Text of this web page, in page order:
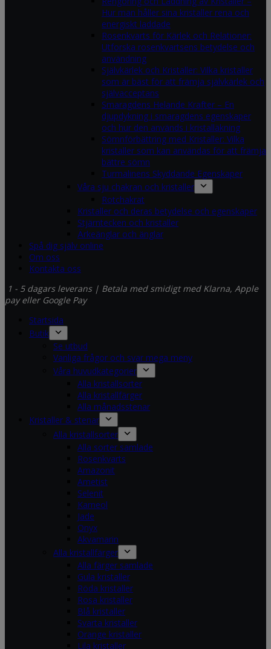
Hur man håller sina kristaller rena och
energiskt laddade
Rosenkvarts för Kärlek och Relationer:
Utforska rosenkvartsens betydelse och
användning
Självkärlek och Kristaller: Vilka kristaller
som är bäst för att främja självkärlek och
självacceptans
Smaragdens Helande Krafter – En
djupdykning i smaragdens egenskaper
och hur den används i kristalläkning
Sömnförbättring med Kristaller: Vilka
kristaller som kan användas för att främja
bättre sömn
Turmalinens Skyddande Egenskaper
Våra sju chakran och kristaller
Rotchakrat
Kristaller och deras betydelse och egenskaper
Stjärntecken och kristaller
Ärkeänglar och änglar
Spå dig själv online
Om oss
Kontakta oss
1 - 5 dagars leverans | Betala med smidigt med Klarna, Apple
pay eller Google Pay
Startsida
Butik
Se utbud
Vanliga frågor och svar mega meny
Våra huvudkategorier
Alla kristallsorter
Alla kristallfärger
Alla månadsstenar
Kristaller & stenar
Alla kristallsorter
Alla sorter samlade
Rosenkvarts
Amazonit
Ametist
Selenit
Karneol
Jade
Onyx
Akvamarin
Alla kristallfärger
Alla färger samlade
Gula kristaller
Röda kristaller
Rosa kristaller
Blå kristaller
Svarta kristaller
Orange kristaller
Lila kristaller